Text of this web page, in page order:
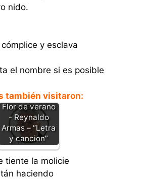
nido.
y esclava
el nombre si es posible
también visitaron:
Flor de verano
- Reynaldo
Armas – “Letra
y cancion”
tiente la molicie
haciendo